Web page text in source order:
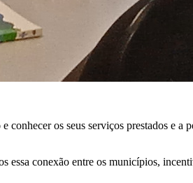
os seus serviços prestados e a
essa conexão entre os municípios,